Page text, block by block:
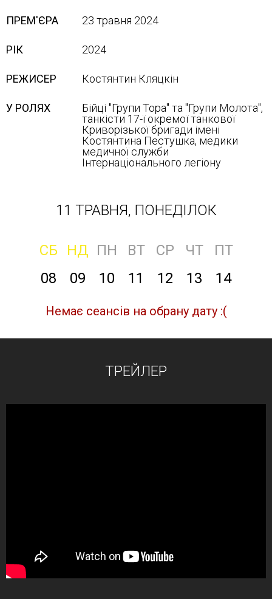
ПРЕМ'ЄРА 23 травня 2024
РІК 2024
РЕЖИСЕР Костянтин Кляцкін
У РОЛЯХ
Бійці "Групи Тора" та "Групи Молота",
танкісти 17-ї окремої танкової
Криворізької бригади імені
Костянтина Пестушка, медики
медичної служби
Інтернаціонального легіону
11 ТРАВНЯ, ПОНЕДІЛОК
СБ НД ПН ВТ СР ЧТ
ПТ
08
09 10 11 12 13 14
Немає сеансів на обрану дату :(
ТРЕЙЛЕР